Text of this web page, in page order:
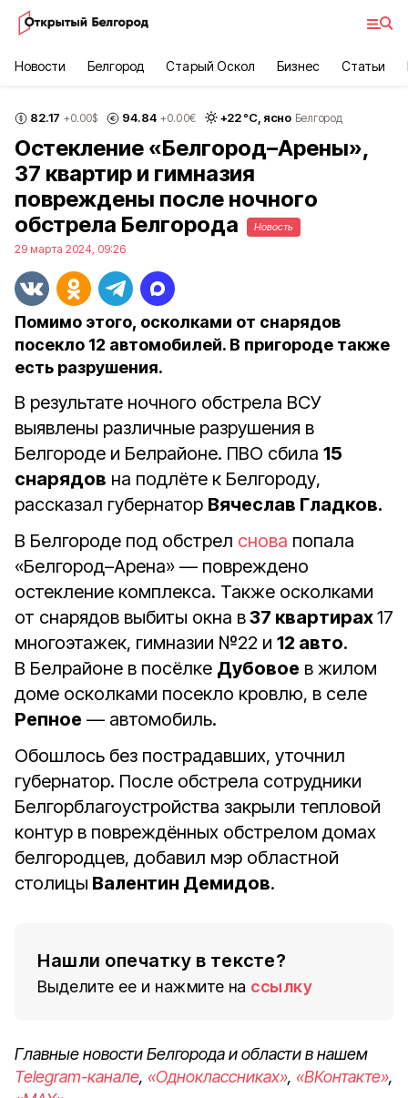
Новости Белгород Старый Оскол Бизнес Статьи
82.17 +0.00$ 94.84 +0.00€ +22°С, ясно Белгород
Остекление «Белгород–Арены»,
37 квартир и гимназия
повреждены после ночного
обстрела Белгорода
Новость
29 марта 2024, 09:26
Помимо этого, осколками от снарядов
посекло 12 автомобилей. В пригороде также
есть разрушения.
В результате ночного обстрела ВСУ
выявлены различные разрушения в
Белгороде и Белрайоне. ПВО сбила 15
снарядов на подлёте к Белгороду,
рассказал губернатор Вячеслав Гладков.
В Белгороде под обстрел снова попала
«Белгород–Арена» — повреждено
остекление комплекса. Также осколками
от снарядов выбиты окна в37 квартирах17
многоэтажек, гимназии №22 и 12 авто.
В Белрайоне в посёлке Дубовое в жилом
доме осколками посекло кровлю, в селе
Репное — автомобиль.
Обошлось без пострадавших, уточнил
губернатор. После обстрела сотрудники
Белгорблагоустройства закрыли тепловой
контур в повреждённых обстрелом домах
белгородцев, добавил мэр областной
столицы Валентин Демидов.
Нашли опечатку в тексте?
Выделите ее и нажмите на ссылку
Главные новости Белгорода и области в нашем
Telegram-канале, «Одноклассниках», «ВКонтакте»,